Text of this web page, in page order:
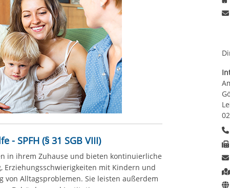
- SPFH (§ 31 SGB VIII)
in ihrem Zuhause und bieten kontinuierliche
Erziehungsschwierigkeiten mit Kindern und
von Alltagsproblemen. Sie leisten außerdem